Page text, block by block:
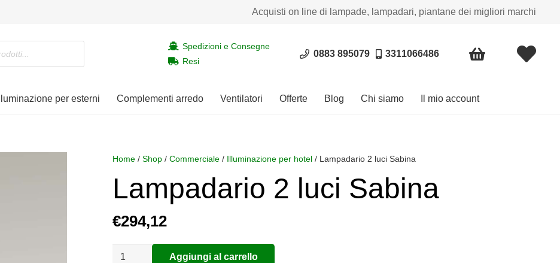
Acquisti on line di lampade, lampadari, piantane dei migliori marchi
Spedizioni e Consegne
Resi
0883 895079 3311066486
Illuminazione per esterni Complementi arredo Ventilatori Offerte Blog Chi siamo Il mio account
Home /Shop /Commerciale / Illuminazione per hotel / Lampadario 2 luci Sabina
Lampadario 2 luci Sabina
€294,12
Lampadario
Aggiungi al carrello